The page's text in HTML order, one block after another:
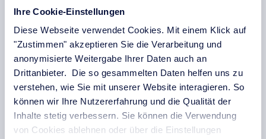
Ihre Cookie-Einstellungen
Diese Webseite verwendet Cookies. Mit einem Klick auf
"Zustimmen" akzeptieren Sie die Verarbeitung und
anonymisierte Weitergabe Ihrer Daten auch an
Drittanbieter. Die so gesammelten Daten helfen uns zu
verstehen, wie Sie mit unserer Website interagieren. So
können wir Ihre Nutzererfahrung und die Qualität der
Inhalte stetig verbessern. Sie können die Verwendung
von Cookies ablehnen oder über die Einstellungen
Mit dieser Grundlage lassen sich Entscheidungen
begründet, nachvollziehbar und rechtssicher treffen.
Vorteile:
Transparenz statt Rätselraten: Alle
Verarbeitungen, Systeme und
Verantwortlichkeiten sind zentral dokumentiert
und jederzeit auffindbar.